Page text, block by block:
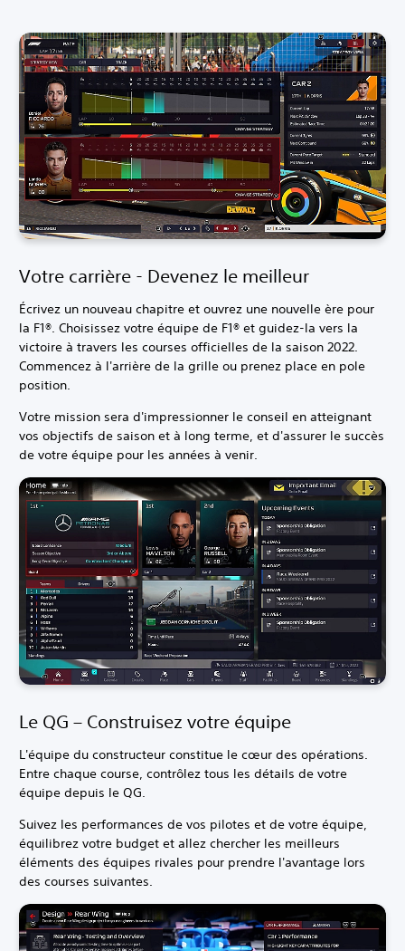
Votre carrière - Devenez le meilleur
Écrivez un nouveau chapitre et ouvrez une nouvelle ère pour
la F1®. Choisissez votre équipe de F1® et guidez-la vers la
victoire à travers les courses officielles de la saison 2022.
Commencez à l'arrière de la grille ou prenez place en pole
position.
Votre mission sera d'impressionner le conseil en atteignant
vos objectifs de saison et à long terme, et d'assurer le succès
de votre équipe pour les années à venir.
Le QG – Construisez votre équipe
L'équipe du constructeur constitue le cœur des opérations.
Entre chaque course, contrôlez tous les détails de votre
équipe depuis le QG.
Suivez les performances de vos pilotes et de votre équipe,
équilibrez votre budget et allez chercher les meilleurs
éléments des équipes rivales pour prendre l'avantage lors
des courses suivantes.